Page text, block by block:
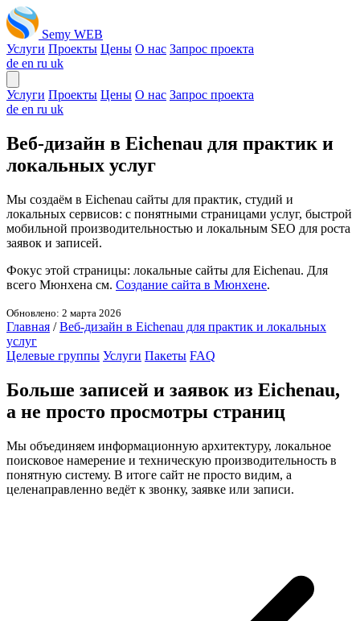
Semy WEB
Услуги Проекты Цены О нас Запрос проекта
de en ru uk
Услуги Проекты Цены О нас Запрос проекта
de en ru uk
Веб-дизайн в Eichenau для практик и
локальных услуг
Мы создаём в Eichenau сайты для практик, студий и
локальных сервисов: с понятными страницами услуг, быстрой
мобильной производительностью и локальным SEO для роста
заявок и записей.
Фокус этой страницы: локальные сайты для Eichenau. Для
всего Мюнхена см. Создание сайта в Мюнхене.
Обновлено: 2 марта 2026
Главная / Веб-дизайн в Eichenau для практик и локальных
услуг
Целевые группы Услуги Пакеты FAQ
Больше записей и заявок из Eichenau,
а не просто просмотры страниц
Мы объединяем информационную архитектуру, локальное
поисковое намерение и техническую производительность в
понятную систему. В итоге сайт не просто видим, а
целенаправленно ведёт к звонку, заявке или записи.